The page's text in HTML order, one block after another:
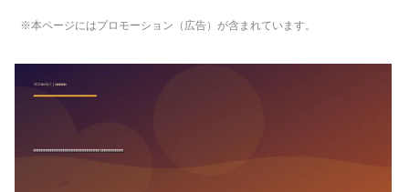
※本ページにはプロモーション（広告）が含まれています。